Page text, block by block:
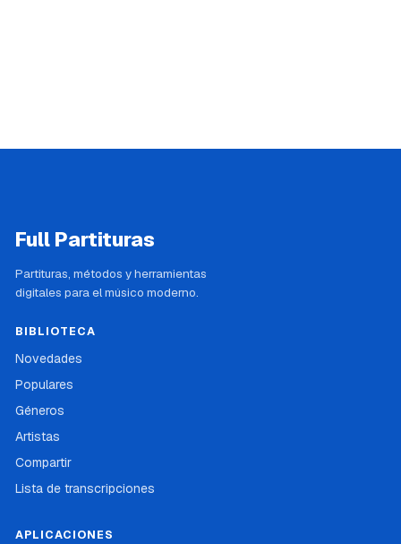
Full Partituras
Partituras, métodos y herramientas
digitales para el músico moderno.
BIBLIOTECA
Novedades
Populares
Géneros
Artistas
Compartir
Lista de transcripciones
APLICACIONES